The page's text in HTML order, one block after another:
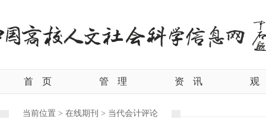
首 页 管 理 资 讯 观
当前位置 > 在线期刊 > 当代会计评论